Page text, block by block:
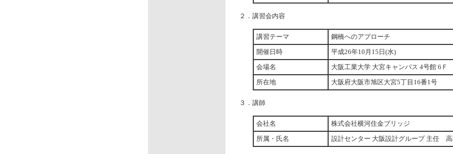
２．講習会内容
講習テーマ
鋼橋へのアプローチ
開催日時
平成26年10月15日(水)
会場名
大阪工業大学 大宮キャンパス 4号館 6Ｆ
所在地
大阪府大阪市旭区大宮5丁目16番1号
３．講師
会社名
株式会社横河住金ブリッジ
所属・氏名
設計センター 大阪設計グループ 主任